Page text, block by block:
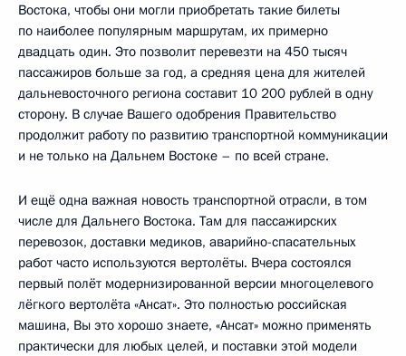
Востока, чтобы они могли приобретать такие билеты
по наиболее популярным маршрутам, их примерно
двадцать один. Это позволит перевезти на 450 тысяч
пассажиров больше за год, а средняя цена для жителей
дальневосточного региона составит 10 200 рублей в одну
сторону. В случае Вашего одобрения Правительство
продолжит работу по развитию транспортной коммуникации
и не только на Дальнем Востоке – по всей стране.
И ещё одна важная новость транспортной отрасли, в том
числе для Дальнего Востока. Там для пассажирских
перевозок, доставки медиков, аварийно-спасательных
работ часто используются вертолёты. Вчера состоялся
первый полёт модернизированной версии многоцелевого
лёгкого вертолёта «Ансат». Это полностью российская
машина, Вы это хорошо знаете, «Ансат» можно применять
практически для любых целей, и поставки этой модели